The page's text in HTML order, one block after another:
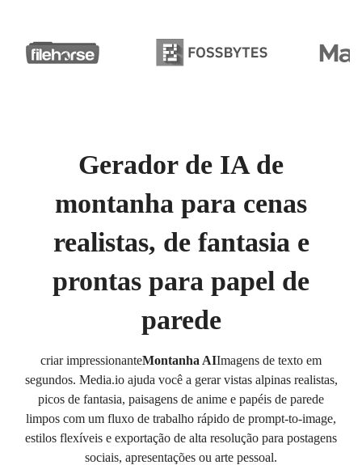
Gerador de IA de
montanha para cenas
realistas, de fantasia e
prontas para papel de
parede
criar impressionanteMontanha AIImagens de texto em
segundos. Media.io ajuda você a gerar vistas alpinas realistas,
picos de fantasia, paisagens de anime e papéis de parede
limpos com um fluxo de trabalho rápido de prompt-to-image,
estilos flexíveis e exportação de alta resolução para postagens
sociais, apresentações ou arte pessoal.